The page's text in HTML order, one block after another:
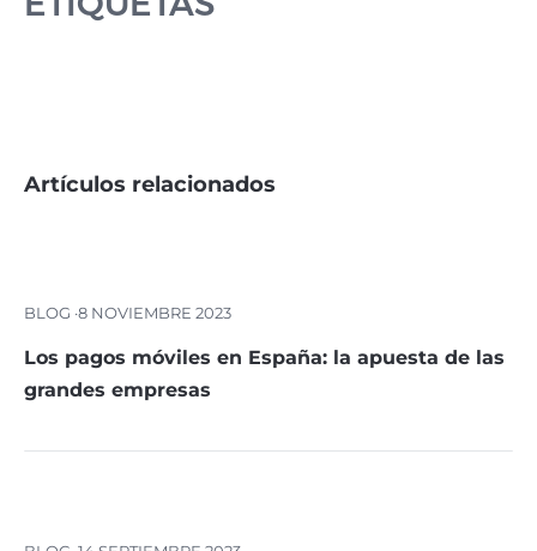
Artículos relacionados
BLOG ·8 NOVIEMBRE 2023
Los pagos móviles en España: la apuesta de las
grandes empresas